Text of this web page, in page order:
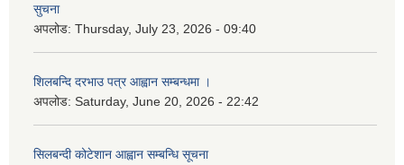
सुचना
अपलोड: Thursday, July 23, 2026 - 09:40
शिलबन्दि दरभाउ पत्र आह्वान सम्बन्धमा ।
अपलोड: Saturday, June 20, 2026 - 22:42
सिलबन्दी कोटेशान आह्वान सम्बन्धि सूचना